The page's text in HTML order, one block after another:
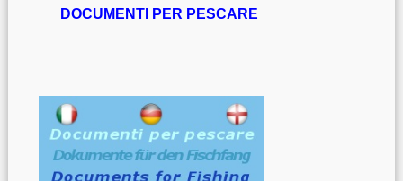
DOCUMENTI PER PESCARE